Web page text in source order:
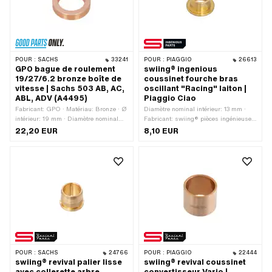
POUR : SACHS 33241
GPO bague de roulement
19/27/6.2 bronze boîte de
vitesse | Sachs 503 AB, AC,
ABL, ADV (A4495)
Fabricant: GPO · Matériau: Bronze · Ø
intérieur: 19 mm · Diamètre nominal
intérieur: 19 mm · Ø extérieur: 27 mm ·
Hauteur totale: 6.2 mm · Pony numéro
22,20 EUR
POUR : PIAGGIO 26613
swiing® ingenious
coussinet fourche bras
oscillant "Racing" laiton |
Piaggio Ciao
Diamètre nominal intérieur: 13 mm ·
Fabricant: swiing® pièces ingénieuses
· Matériau: Laiton · Ø extérieur: 16 mm
· Ø intérieur: 13 mm · Ø collerette: 22
8,10 EUR
POUR : SACHS 24766
swiing® revival palier lisse
POUR : PIAGGIO 22444
swiing® revival coussinet